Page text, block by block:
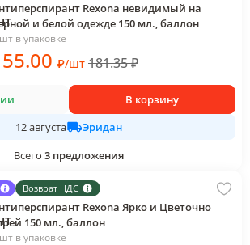
Rexona невидимый на
и белой одежде 150 мл., баллон
в упаковке
.00 ₽/шт 181.35₽
В корзину
12 августа
Эридан
Всего 3 предложения
Возврат НДС
Rexona Ярко и Цветочно
150 мл., баллон
в упаковке